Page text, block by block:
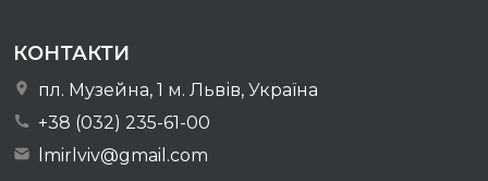
КОНТАКТИ
пл. Музейна, 1 м. Львів, Україна
+38 (032) 235-61-00
lmirlviv@gmail.com